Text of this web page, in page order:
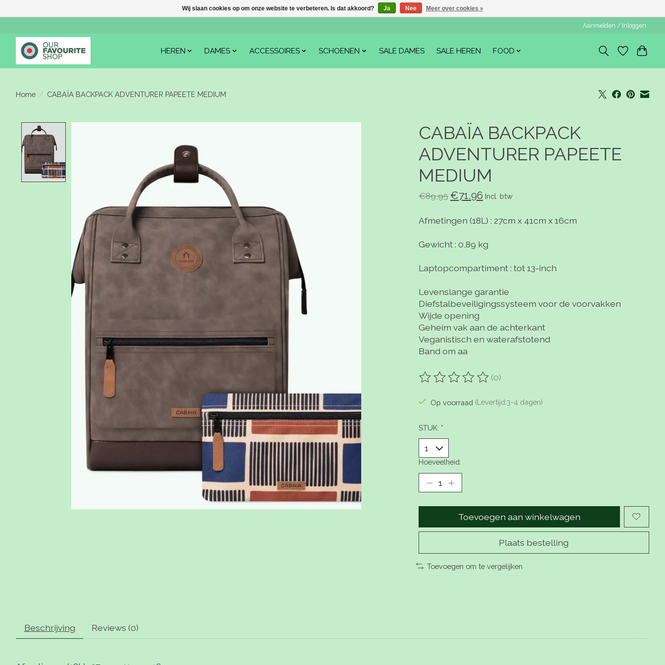
Aanmelden / Inloggen
HEREN DAMES ACCESSOIRES SCHOENEN SALE DAMES SALE HEREN FOOD
Home / CABAÏA BACKPACK ADVENTURER PAPEETE MEDIUM
CABAÏA BACKPACK
ADVENTURER PAPEETE
MEDIUM
€89,95€71,96 Incl. btw
Afmetingen (18L) : 27cm x 41cm x 16cm
Gewicht : 0,89 kg
Laptopcompartiment : tot 13-inch
Levenslange garantie
Diefstalbeveiligingssysteem voor de voorvakken
Wijde opening
Geheim vak aan de achterkant
Veganistisch en waterafstotend
Band om aa
De beoordeling van dit product is
(0)
Op voorraad (Levertijd:3-4 dagen)
STUK: *
Hoeveelheid:
Toevoegen aan winkelwagen
Plaats bestelling
Toevoegen om te vergelijken
Beschrijving Reviews (0)
Wij slaan cookies op om onze website te verbeteren. Is dat akkoord? Ja Nee Meer over cookies »